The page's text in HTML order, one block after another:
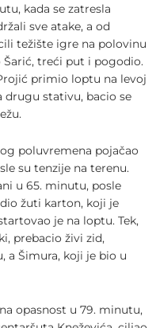
kada se zatresla
sve atake, a od
težište igre na polovinu
Šarić, treći put i pogodio.
primio loptu na levoj
drugu stativu, bacio se
poluvremena pojačao
su tenzije na terenu.
u 65. minutu, posle
žuti karton, koji je
je na loptu. Tek,
prebacio živi zid,
a Šimura, koji je bio u
opasnost u 79. minutu,